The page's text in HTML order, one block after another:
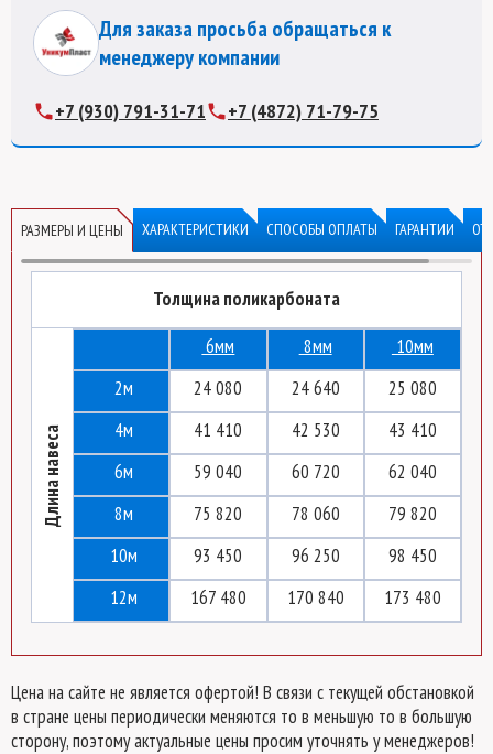
Для заказа просьба обращаться к
менеджеру компании
+7 (930) 791-31-71 +7 (4872) 71-79-75
РАЗМЕРЫ И ЦЕНЫ ХАРАКТЕРИСТИКИ СПОСОБЫ ОПЛАТЫ ГАРАНТИИ
Толщина поликарбоната
Длина навеса
2м
4м
6м
8м
10м
12м
6мм
24 080
41 410
59 040
75 820
93 450
167 480
8мм
24 640
42 530
60 720
78 060
96 250
170 840
10мм
25 080
43 410
62 040
79 820
98 450
173 480
Цена на сайте не является офертой! В связи с текущей обстановкой
в стране цены периодически меняются то в меньшую то в большую
сторону, поэтому актуальные цены просим уточнять у менеджеров!